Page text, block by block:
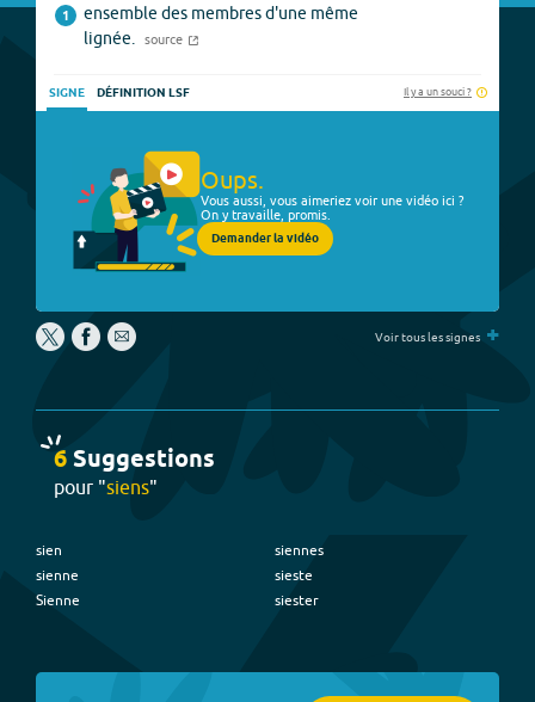
1
ensemble des membres d'une même
lignée.
source
SIGNE DÉFINITION LSF Il y a un souci ?
Oups.
Vous aussi, vous aimeriez voir une vidéo ici ?
On y travaille, promis.
Demander la vidéo
Voir tous les signes +
6Suggestions
pour "siens"
sien
sienne
Sienne
siennes
sieste
siester